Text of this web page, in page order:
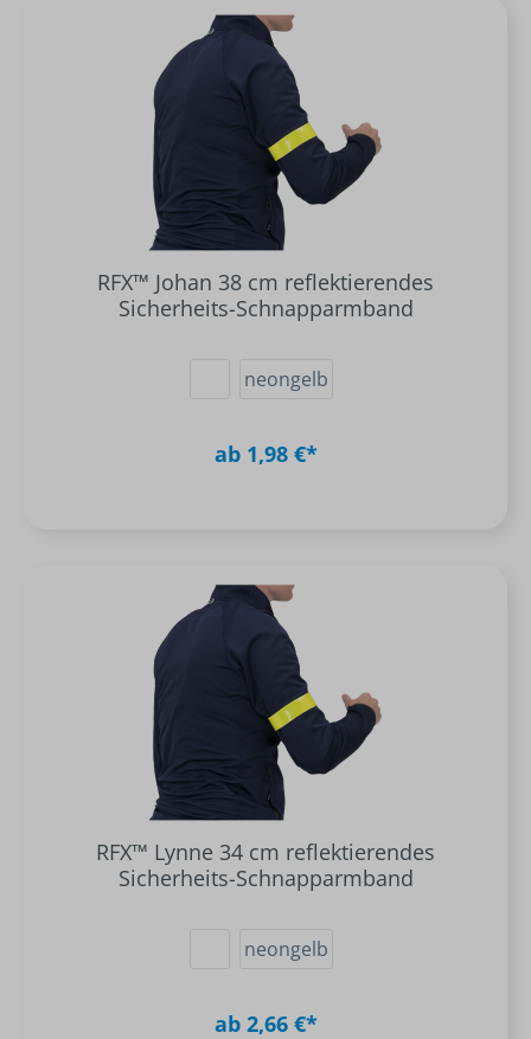
RFX™ Johan 38 cm reflektierendes
Sicherheits-Schnapparmband
neongelb
ab 1,98 €*
RFX™ Lynne 34 cm reflektierendes
Sicherheits-Schnapparmband
neongelb
ab 2,66 €*